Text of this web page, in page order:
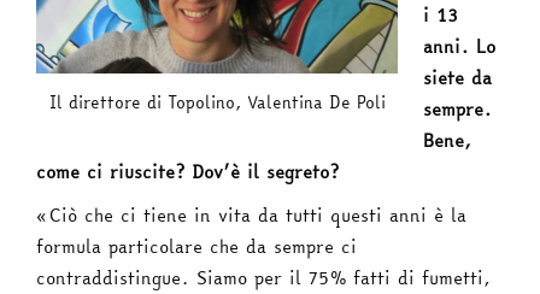
Il direttore di Topolino, Valentina De Poli
i 13
anni. Lo
siete da
sempre.
Bene,
come ci riuscite? Dov’è il segreto?
«Ciò che ci tiene in vita da tutti questi anni è la
formula particolare che da sempre ci
contraddistingue. Siamo per il 75% fatti di fumetti,